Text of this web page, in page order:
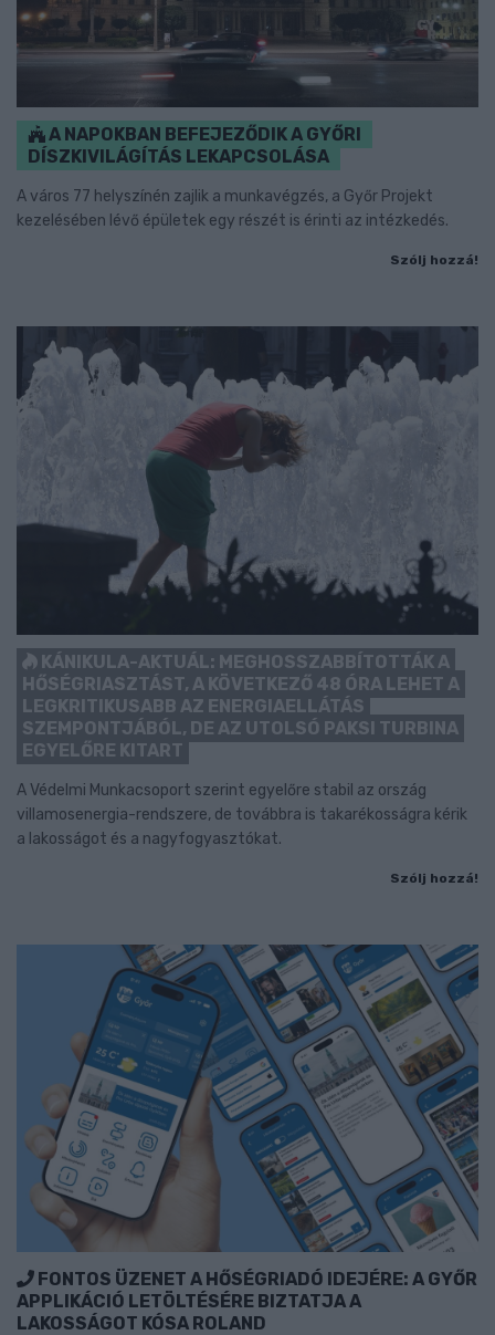
A NAPOKBAN BEFEJEZŐDIK A GYŐRI
DÍSZKIVILÁGÍTÁS LEKAPCSOLÁSA
A város 77 helyszínén zajlik a munkavégzés, a Győr Projekt
kezelésében lévő épületek egy részét is érinti az intézkedés.
Szólj hozzá!
KÁNIKULA-AKTUÁL: MEGHOSSZABBÍTOTTÁK A
HŐSÉGRIASZTÁST, A KÖVETKEZŐ 48 ÓRA LEHET A
LEGKRITIKUSABB AZ ENERGIAELLÁTÁS
SZEMPONTJÁBÓL, DE AZ UTOLSÓ PAKSI TURBINA
EGYELŐRE KITART
A Védelmi Munkacsoport szerint egyelőre stabil az ország
villamosenergia-rendszere, de továbbra is takarékosságra kérik
a lakosságot és a nagyfogyasztókat.
Szólj hozzá!
FONTOS ÜZENET A HŐSÉGRIADÓ IDEJÉRE: A GYŐR
APPLIKÁCIÓ LETÖLTÉSÉRE BIZTATJA A
LAKOSSÁGOT KÓSA ROLAND